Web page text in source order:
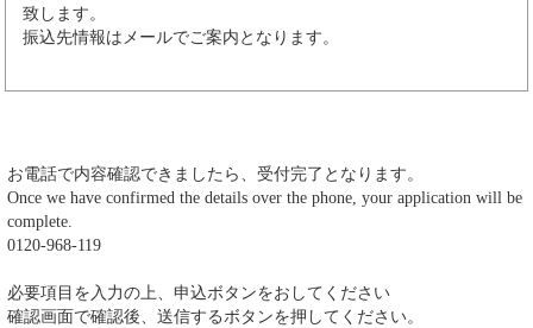
致します。
振込先情報はメールでご案内となります。
お電話で内容確認できましたら、受付完了となります。
Once we have confirmed the details over the phone, your application will be
complete.
0120-968-119
必要項目を入力の上、申込ボタンをおしてください
確認画面で確認後、送信するボタンを押してください。